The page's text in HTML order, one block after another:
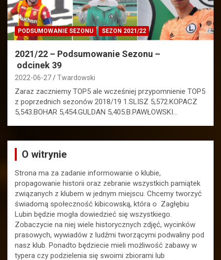
PODSUMOWANIE SEZONU SEZON 2021/22
2021/22 – Podsumowanie Sezonu –
odcinek 39
2022-06-27 Twardowski
Zaraz zaczniemy TOP5 ale wcześniej przypomnienie TOP5
z poprzednich sezonów 2018/19 1.SLISZ 5,572.KOPACZ
5,543.BOHAR 5,454.GULDAN 5,405.B.PAWŁOWSKI…
O witrynie
Strona ma za zadanie informowanie o klubie,
propagowanie historii oraz zebranie wszystkich pamiątek
związanych z klubem w jednym miejscu. Chcemy tworzyć
świadomą społeczność kibicowską, która o Zagłębiu
Lubin będzie mogła dowiedzieć się wszystkiego.
Zobaczycie na niej wiele historycznych zdjęć, wycinków
prasowych, wywiadów z ludźmi tworzącymi podwaliny pod
nasz klub. Ponadto będziecie mieli możliwość zabawy w
typera czy podzielenia się swoimi zbiorami lub